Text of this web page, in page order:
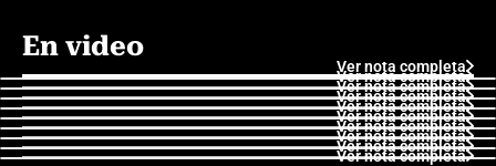
En video
Ver nota completa
Ver nota completa
Ver nota completa
Ver nota completa
Ver nota completa
Ver nota completa
Ver nota completa
Ver nota completa
Ver nota completa
Ver nota completa